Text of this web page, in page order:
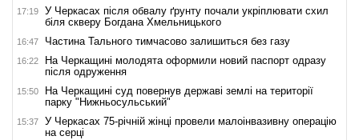
17:19
У Черкасах після обвалу ґрунту почали укріплювати схил
біля скверу Богдана Хмельницького
16:47 Частина Тального тимчасово залишиться без газу
16:22
На Черкащині молодята оформили новий паспорт одразу
після одруження
15:50
На Черкащині суд повернув державі землі на території
парку "Нижньосульський"
15:37
У Черкасах 75-річній жінці провели малоінвазивну операцію
на серці